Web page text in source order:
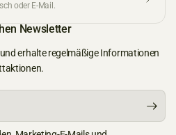
oder E-Mail.
Newsletter
erhalte regelmäßige Informationen